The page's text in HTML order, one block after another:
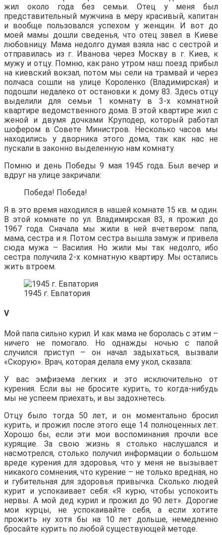
жил около года без семьи. Отец у меня был
представительный мужчина в меру красивый, капитан
и вообще пользовался успехом у женщин. И вот до
моей мамы дошли сведенья, что отец завел в Киеве
любовницу. Мама недолго думая взяла нас с сестрой и
отправилась из г. Иванова через Москву в г. Киев, к
мужу и отцу. Помню, как рано утром наш поезд прибыл
на киевский вокзал, потом мы сели на трамвай и через
полчаса сошли на улице Короленко (Владимирская) и
подошли недалеко от остановки к дому 83. Здесь отцу
выделили для семьи 1 комнату в 3-х комнатной
квартире ведомственного дома. В этой квартире жил с
женой и двумя дочками Круподер, который работал
шофером в Совете Министров. Несколько часов мы
находились у дворника этого дома, так как нас не
пускали в законно выделенную нам комнату.
Помню и день Победы 9 мая 1945 года. Был вечер и
вдруг на улице закричали:
Победа! Победа!
Я в это время находился в нашей комнате 15 кв. м один.
В этой комнате по ул. Владимирская 83, я прожил до
1967 года. Сначала мы жили в ней вчетвером: папа,
мама, сестра и я. Потом сестра вышла замуж и привела
сюда мужа – Василия. Но жили мы так недолго, ибо
сестра получила 2-х комнатную квартиру. Мы остались
жить втроем.
1945 г. Евпатория
V
Мой папа сильно курил. И как мама не боролась с этим –
ничего не помогало. Но однажды ночью с папой
случился приступ – он начал задыхаться, вызвали
«Скорую». Врач, которая делала ему укол, сказала:
У вас эмфизема легких и это исключительно от
курения. Если вы не бросите курить, то когда-нибудь
мы не успеем приехать, и вы задохнетесь.
Отцу было тогда 50 лет, и он моментально бросил
курить, и прожил после этого еще 14 полноценных лет.
Хорошо бы, если эти мои воспоминания прочли все
курящие. За свою жизнь я столько наслушался и
насмотрелся, столько получил информации о большом
вреде курения для здоровья, что у меня не вызывает
никакого сомнения, что курение – не только вредная, но
и губительная для здоровья привычка. Сколько людей
курит и успокаивает себя: «Я курю, чтобы успокоить
нервы. А мой дед курил и прожил до 90 лет». Дорогие
мои курцы, не успокаивайте себя, а если хотите
прожить ну хотя бы на 10 лет дольше, немедленно
бросайте курить по любой существующей методе.